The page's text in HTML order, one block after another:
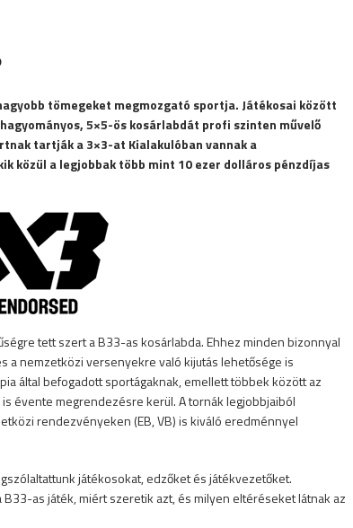
tömegeket megmozgató sportja. Játékosai között
5×5-ös kosárlabdát profi szinten művelő
tartják a 3×3-at Kialakulóban vannak a
közül a legjobbak több mint 10 ezer dolláros pénzdíjas
tett szert a B33-as kosárlabda. Ehhez minden bizonnyal
a nemzetközi versenyekre való kijutás lehetősége is
által befogadott sportágaknak, emellett többek között az
évente megrendezésre kerül. A tornák legjobbjaiból
rendezvényeken (EB, VB) is kiváló eredménnyel
játékosokat, edzőket és játékvezetőket.
as játék, miért szeretik azt, és milyen eltéréseket látnak az